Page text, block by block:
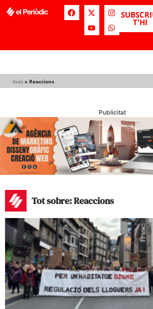
T'HI
Inici » Reaccions
Publicitat
Tot sobre: Reaccions